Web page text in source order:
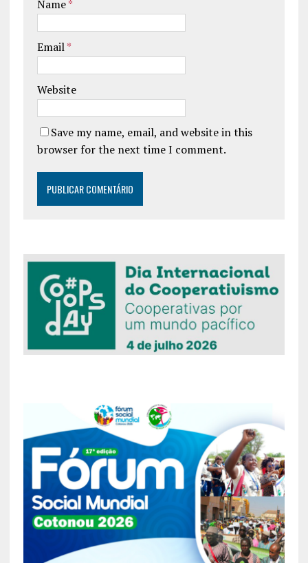
Name*
Email*
Website
Save my name, email, and website in this
browser for the next time I comment.